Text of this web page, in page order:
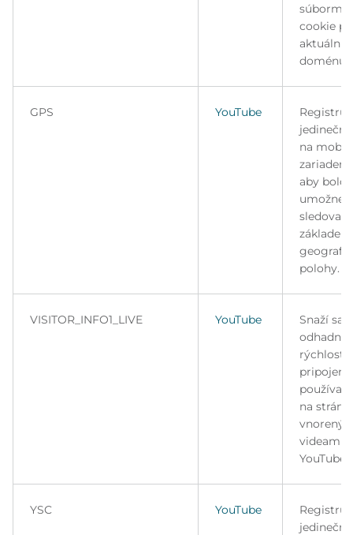
súbormi
cookie
aktuálnu
doménu.
GPS YouTube
na
aby bolo
základe
polohy.
VISITOR_INFO1_LIVE YouTube
Snaží sa
odhadnúť
rýchlosť
na
videami
YouTube.
YSC YouTube